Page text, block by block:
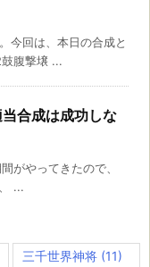
今回は、本日の合成と
腹撃壌 ...
当合成は成功しな
ってきたので、
...
三千世界神将(11)